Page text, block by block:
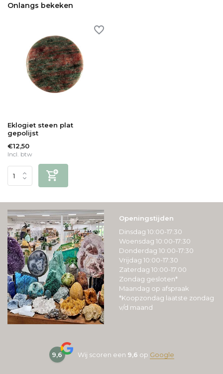
Onlangs bekeken
Eklogiet steen plat
gepolijst
€12,50
Incl. btw
Openingstijden
Dinsdag 10:00-17:30
Woensdag 10:00-17:30
Donderdag 10:00-17:30
Vrijdag 10:00-17:30
Zaterdag 10:00-17:00
Zondag gesloten*
Maandag op afspraak
*Koopzondag laatste zondag
v/d maand
9,6 Wij scoren een 9,6 op Google